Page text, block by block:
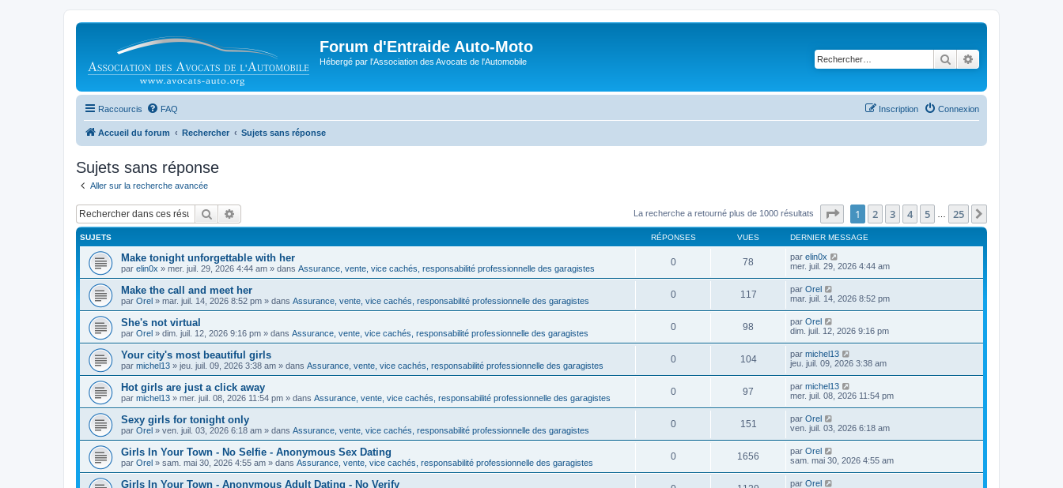
Forum d'Entraide Auto-Moto
Hébergé par l'Association des Avocats de l'Automobile Rechercher
Raccourcis FAQ Connexion
Inscription
Accueil du forum Rechercher Sujets sans réponse
Sujets sans réponse
Aller sur la recherche avancée
Rechercher La recherche a retourné plus de 1000 résultats Page sur25
1 2 3 4 5 25
SUJETS RÉPONSES VUES DERNIER MESSAGE
Make tonight unforgettable with her
par elin0x » mer. juil. 29, 2026 4:44 am » dans Assurance, vente, vice cachés, responsabilité professionnelle des garagistes
0 78 par elin0x
mer. juil. 29, 2026 4:44 am
Make the call and meet her
par Orel » mar. juil. 14, 2026 8:52 pm » dans Assurance, vente, vice cachés, responsabilité professionnelle des garagistes
0 117 par Orel
mar. juil. 14, 2026 8:52 pm
She's not virtual
par Orel » dim. juil. 12, 2026 9:16 pm » dans Assurance, vente, vice cachés, responsabilité professionnelle des garagistes
0 98 par Orel
dim. juil. 12, 2026 9:16 pm
Your city's most beautiful girls
par michel13 » jeu. juil. 09, 2026 3:38 am » dans Assurance, vente, vice cachés, responsabilité professionnelle des garagistes
0 104 par michel13
jeu. juil. 09, 2026 3:38 am
Hot girls are just a click away
par michel13 » mer. juil. 08, 2026 11:54 pm » dans Assurance, vente, vice cachés, responsabilité professionnelle des garagistes
0 97 par michel13
mer. juil. 08, 2026 11:54 pm
Sexy girls for tonight only
par Orel » ven. juil. 03, 2026 6:18 am » dans Assurance, vente, vice cachés, responsabilité professionnelle des garagistes
0 151 par Orel
ven. juil. 03, 2026 6:18 am
Girls In Your Town - No Selfie - Anonymous Sex Dating
par Orel » sam. mai 30, 2026 4:55 am » dans Assurance, vente, vice cachés, responsabilité professionnelle des garagistes
0 1656 par Orel
sam. mai 30, 2026 4:55 am
Girls In Your Town - Anonymous Adult Dating - No Verify par Orel